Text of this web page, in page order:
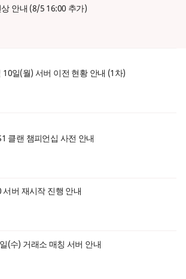
안내 (8/5 16:00 추가)
일(월) 서버 이전 현황 안내 (1차)
클랜 챔피언십 사전 안내
버 재시작 진행 안내
(수) 거래소 매칭 서버 안내